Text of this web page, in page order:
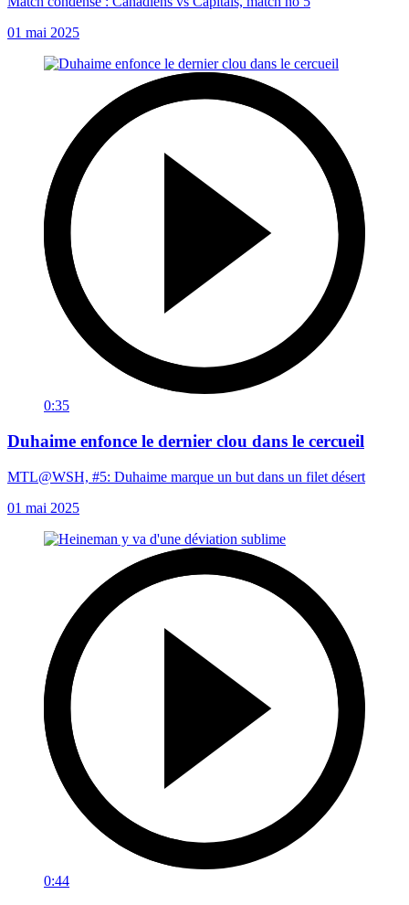
01 mai 2025
0:35
Duhaime enfonce le dernier clou dans le cercueil
MTL@WSH, #5: Duhaime marque un but dans un filet désert
01 mai 2025
0:44